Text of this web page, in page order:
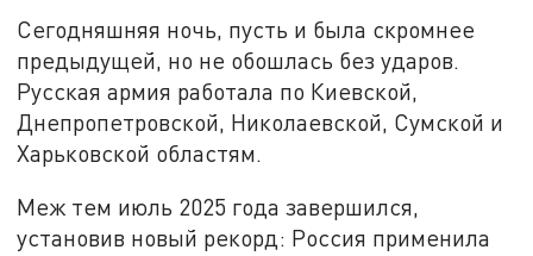
Сегодняшняя ночь, пусть и была скромнее
предыдущей, но не обошлась без ударов.
Русская армия работала по Киевской,
Днепропетровской, Николаевской, Сумской и
Харьковской областям.
Меж тем июль 2025 года завершился,
установив новый рекорд: Россия применила